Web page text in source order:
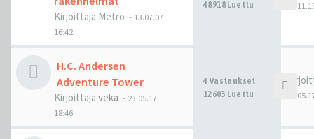
Kirjoittaja Metro - 13.07.07
16:42
48918 Luettu
H.C. Andersen
Adventure Tower
Kirjoittaja veka - 23.05.17
18:46
4 Vastaukset
12603 Luettu